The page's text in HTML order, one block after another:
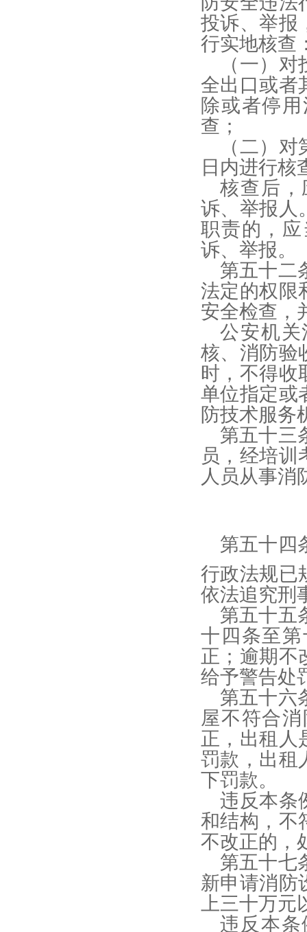
投诉、举报
行实地核查
（一）
全出口或者
除或者停
查；
（二）
日内进行核
核查后
诉、举报人
职责的，
诉、举报。
第五十二
法定的权限
安全检查，
公安机
核、消防验
时，不得收
单位指定或
防技术服务
第五十三
员，经培训
人员从事消
第五十四
行政法规已
依法追究刑
第五十五
十四条至
正；逾期不
给予警告处
第五十六
屋不符合
正，出租人
罚款，出租
下罚款。
违反本条
和结构，不
不改正的，
第五十七
新申请消防
上三十万
违反本